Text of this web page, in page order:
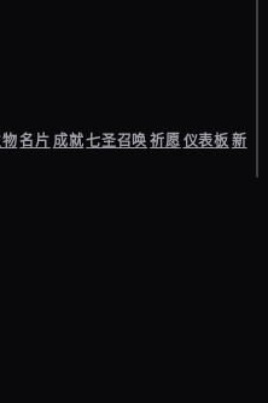
名片成就七圣召唤祈愿仪表板新